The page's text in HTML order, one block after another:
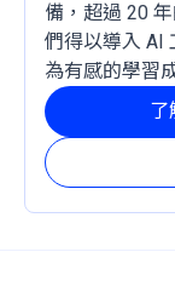
備，超過 20
們得以導入 AI
為有感的學習
定且有效的成了